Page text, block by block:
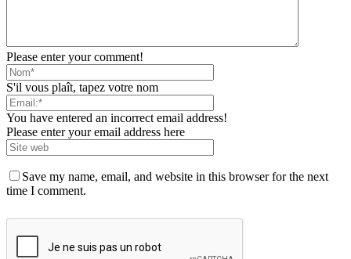
Please enter your comment!
S'il vous plaît, tapez votre nom
You have entered an incorrect email address!
Please enter your email address here
Save my name, email, and website in this browser for the next
time I comment.